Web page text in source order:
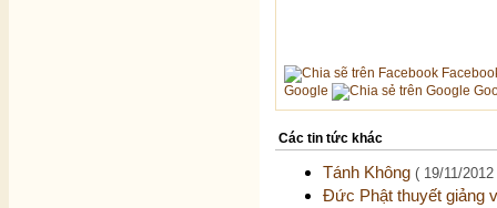
Google
Các tin tức khác
Tánh Không ( 19/11/2012
Đức Phật thuyết giảng